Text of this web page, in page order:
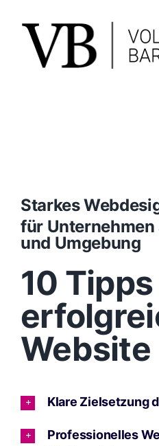
content
Starkes
für Unternehmen
und Umgebung
10
Website
Klare Zielsetzung
Professionelles